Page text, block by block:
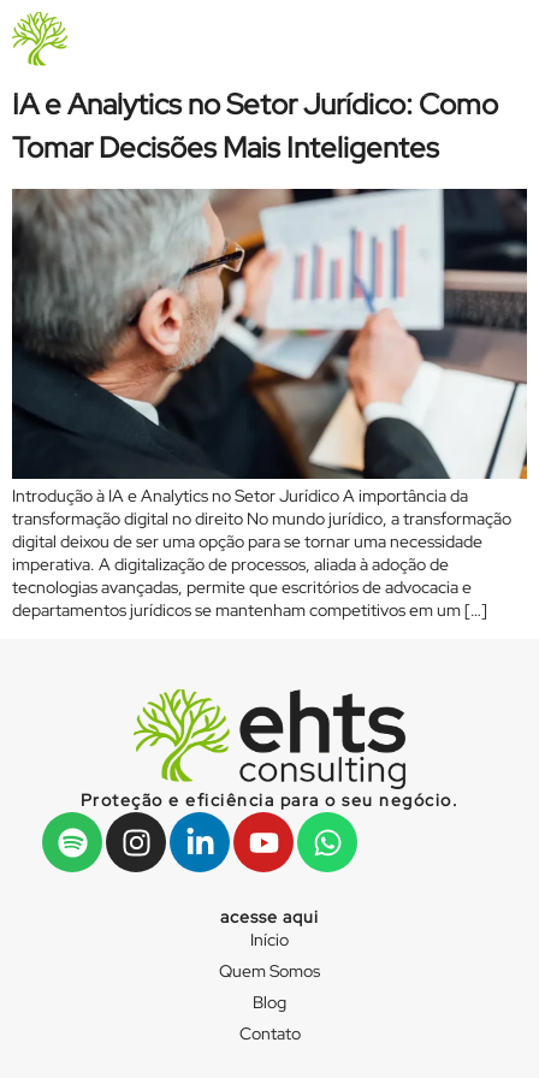
Tag:
IA e Analytics no Setor Jurídico: Como
Tomar Decisões Mais Inteligentes
Introdução à IA e Analytics no Setor Jurídico A importância da
transformação digital no direito No mundo jurídico, a transformação
digital deixou de ser uma opção para se tornar uma necessidade
imperativa. A digitalização de processos, aliada à adoção de
tecnologias avançadas, permite que escritórios de advocacia e
departamentos jurídicos se mantenham competitivos em um […]
Proteção e eficiência para o seu negócio.
acesse aqui
Início
Quem Somos
Blog
Contato